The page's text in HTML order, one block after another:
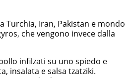
Turchia, Iran, Pakistan e mondo
che vengono invece dalla
infilzati su uno spiedo e
insalata e salsa tzatziki.